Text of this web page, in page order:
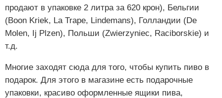
продают в упаковке 2 литра за 620 крон), Бельгии
(Boon Kriek, La Trape, Lindemans), Голландии (De
Molen, Ij Plzen), Польши (Zwierzyniec, Raciborskie) и
т.д.
Многие заходят сюда для того, чтобы купить пиво в
подарок. Для этого в магазине есть подарочные
упаковки, красиво оформленные ящики пива,